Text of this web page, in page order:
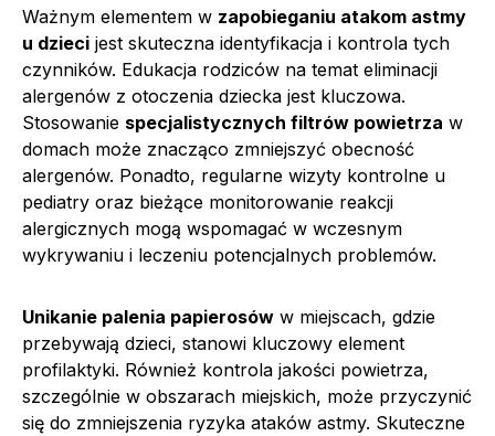
Ważnym elementem w zapobieganiu atakom astmy
u dzieci jest skuteczna identyfikacja i kontrola tych
czynników. Edukacja rodziców na temat eliminacji
alergenów z otoczenia dziecka jest kluczowa.
Stosowanie specjalistycznych filtrów powietrza w
domach może znacząco zmniejszyć obecność
alergenów. Ponadto, regularne wizyty kontrolne u
pediatry oraz bieżące monitorowanie reakcji
alergicznych mogą wspomagać w wczesnym
wykrywaniu i leczeniu potencjalnych problemów.
Unikanie palenia papierosów w miejscach, gdzie
przebywają dzieci, stanowi kluczowy element
profilaktyki. Również kontrola jakości powietrza,
szczególnie w obszarach miejskich, może przyczynić
się do zmniejszenia ryzyka ataków astmy. Skuteczne